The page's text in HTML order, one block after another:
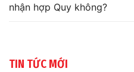
nhận hợp Quy không?
TIN TỨC MỚI